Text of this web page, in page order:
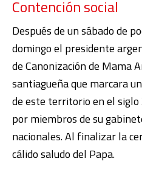
Contención social
Después de un sábado de
domingo el presidente
de Canonización de Mama
santiagueña que marcara
de este territorio en el siglo
por miembros de su
nacionales. Al finalizar la
cálido saludo del Papa.